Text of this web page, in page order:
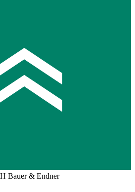
Bauer & Endner